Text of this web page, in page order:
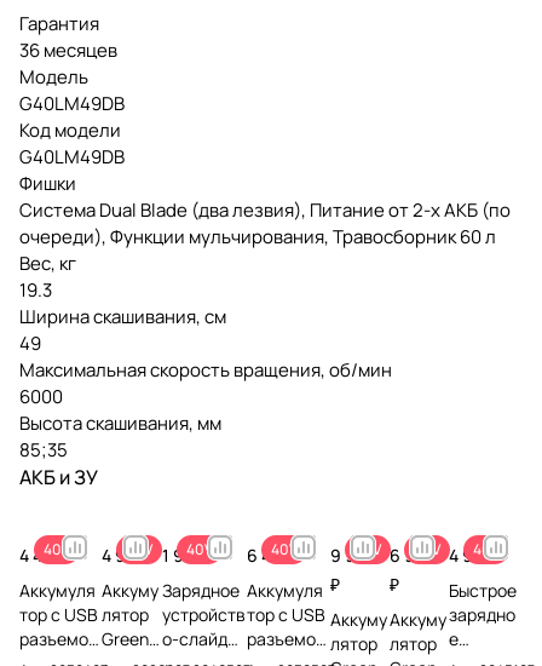
Гарантия
36 месяцев
Модель
G40LM49DB
Код модели
G40LM49DB
Фишки
Система Dual Blade (два лезвия), Питание от 2-х АКБ (по
очереди), Функции мульчирования, Травосборник 60 л
Вес, кг
19.3
Ширина скашивания, см
49
Максимальная скорость вращения, об/мин
6000
Высота скашивания, мм
85;35
АКБ и ЗУ
40V
4 490 ₽
Аккумуля
тор с USB
разъемом
40V
4 990 ₽
Аккуму
лятор
Green
40V
1 990 ₽
Зарядное
устройств
о-слайдер
40V
6 490 ₽
Аккумуля
тор с USB
разъемом
40V
9 990
₽
Аккуму
лятор
40V
6 990
₽
Аккуму
лятор
40V
4 990 ₽
Быстрое
зарядно
е